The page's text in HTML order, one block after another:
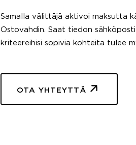
Samalla välittäjä aktivoi maksutta
Ostovahdin. Saat tiedon
kriteereihisi sopivia kohteita tulee
OTA YHTEYTTÄ